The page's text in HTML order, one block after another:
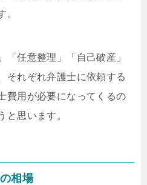
。
「任意整理」「自己破産」
それぞれ弁護士に依頼する
費用が必要になってくるの
と思います。
相場